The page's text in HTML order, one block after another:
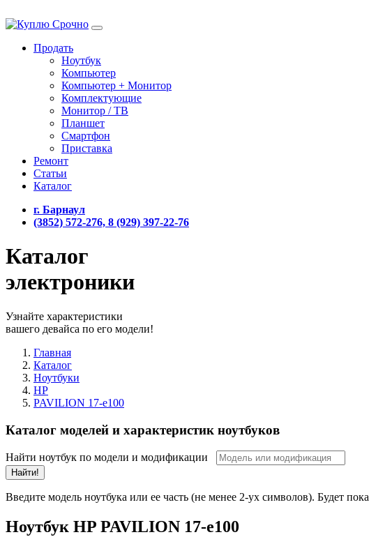
Продать
Ноутбук
Компьютер
Компьютер + Монитор
Комплектующие
Монитор / ТВ
Планшет
Смартфон
Приставка
Ремонт
Статьи
Каталог
г. Барнаул
(3852) 572-276, 8 (929) 397-22-76
Каталог
электроники
Узнайте характеристики
вашего девайса по его модели!
Главная
Каталог
Ноутбуки
HP
PAVILION 17-e100
Каталог моделей и характеристик ноутбуков
Найти ноутбук по модели и модификации
Найти!
Введите модель ноутбука или ее часть (не менее 2-ух символов). Будет
Ноутбук HP PAVILION 17-e100